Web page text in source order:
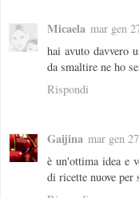
Micaela mar gen
hai avuto davvero
da smaltire ne ho
Rispondi
Gaijina mar gen
è un'ottima idea e
di ricette nuove per